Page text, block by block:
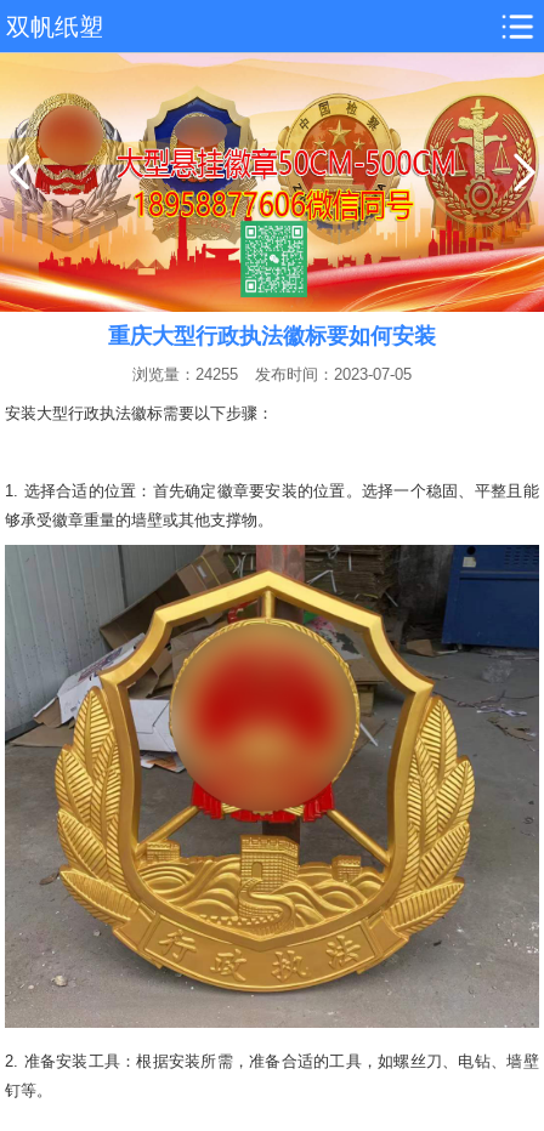
双帆纸塑
重庆大型行政执法徽标要如何安装
浏览量：24255 发布时间：2023-07-05
安装大型行政执法徽标需要以下步骤：
1. 选择合适的位置：首先确定徽章要安装的位置。选择一个稳固、平整且能
够承受徽章重量的墙壁或其他支撑物。
2. 准备安装工具：根据安装所需，准备合适的工具，如螺丝刀、电钻、墙壁
钉等。